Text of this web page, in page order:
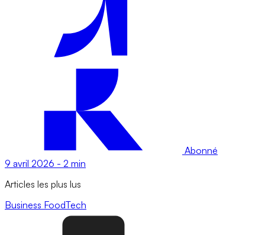
Abonné
9 avril 2026 - 2 min
Articles les plus lus
Business FoodTech